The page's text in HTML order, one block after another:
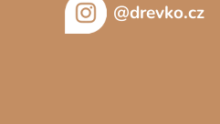
@drevko.cz